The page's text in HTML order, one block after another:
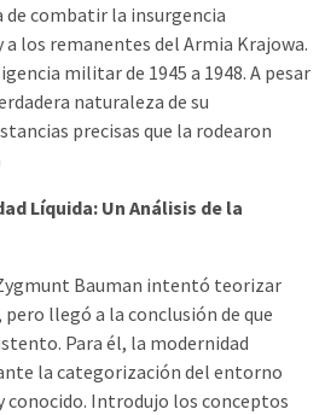
combatir la insurgencia
los remanentes del Armia Krajowa.
militar de 1945 a 1948. A pesar
naturaleza de su
precisas que la rodearon
Líquida: Un Análisis de la
Bauman intentó teorizar
llegó a la conclusión de que
Para él, la modernidad
la categorización del entorno
conocido. Introdujo los conceptos